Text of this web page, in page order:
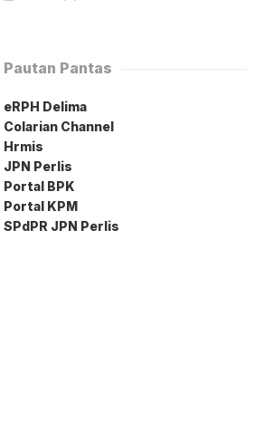
Pautan Pantas
eRPH Delima
Colarian Channel
Hrmis
JPN Perlis
Portal BPK
Portal KPM
SPdPR JPN Perlis